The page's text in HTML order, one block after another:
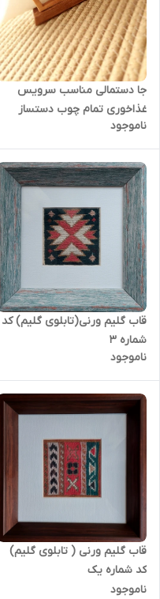
جا دستمالی مناسب سرویس
غذاخوری تمام چوب دستساز
ناموجود
قاب گلیم ورنی(تابلوی گلیم) کد
شماره 3
ناموجود
قاب گلیم ورنی ( تابلوی گلیم)
کد شماره یک
ناموجود